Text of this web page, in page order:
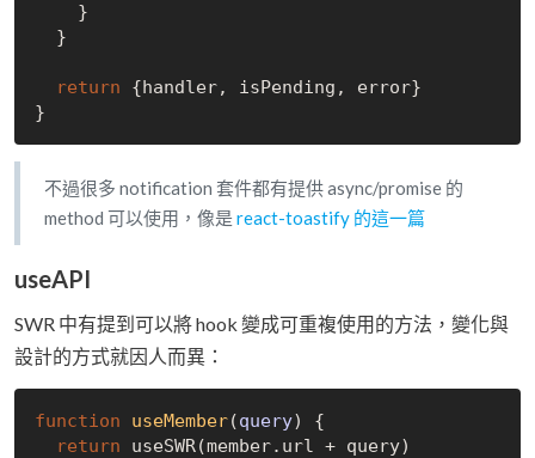
return {handler, isPending, error}
不過很多 notification 套件都有提供 async/promise 的
method 可以使用，像是 react-toastify 的這一篇
useAPI
SWR 中有提到可以將 hook 變成可重複使用的方法，變化與
設計的方式就因人而異：
function useMember(query) {
return useSWR(member.url + query)